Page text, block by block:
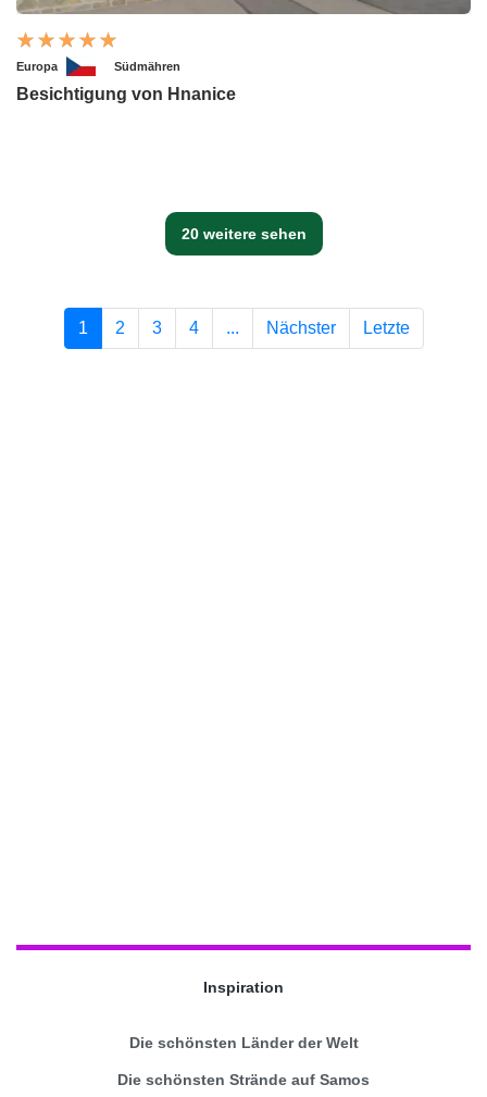
Europa Südmähren
Besichtigung von Hnanice
20 weitere sehen
1 2 3 4 ... Nächster Letzte
Inspiration
Die schönsten Länder der Welt
Die schönsten Strände auf Samos